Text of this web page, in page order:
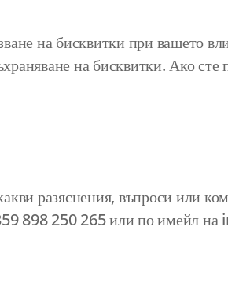
на бисквитки при вашето
на бисквитки. Ако сте
разяснения, въпроси или
898 250 265 или по имейл на